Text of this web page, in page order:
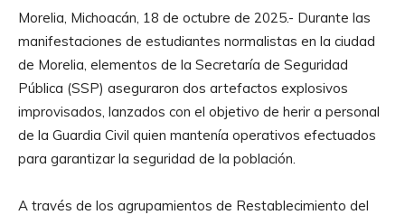
Morelia, Michoacán, 18 de octubre de 2025.- Durante las
manifestaciones de estudiantes normalistas en la ciudad
de Morelia, elementos de la Secretaría de Seguridad
Pública (SSP) aseguraron dos artefactos explosivos
improvisados, lanzados con el objetivo de herir a personal
de la Guardia Civil quien mantenía operativos efectuados
para garantizar la seguridad de la población.
A través de los agrupamientos de Restablecimiento del